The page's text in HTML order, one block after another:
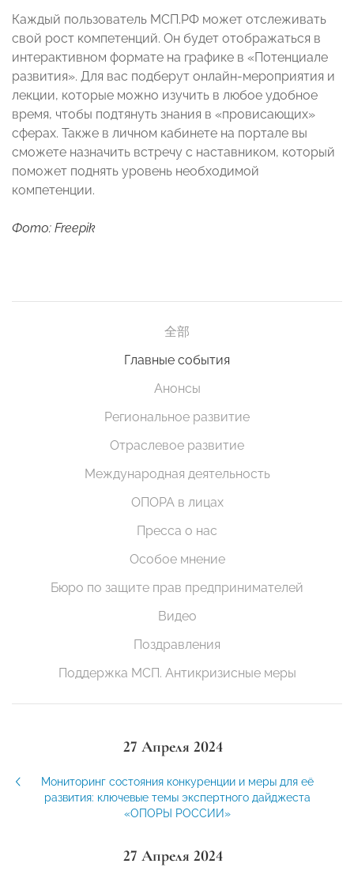
Каждый пользователь МСП.РФ может отслеживать
свой рост компетенций. Он будет отображаться в
интерактивном формате на графике в «Потенциале
развития». Для вас подберут онлайн-мероприятия и
лекции, которые можно изучить в любое удобное
время, чтобы подтянуть знания в «провисающих»
сферах. Также в личном кабинете на портале вы
сможете назначить встречу с наставником, который
поможет поднять уровень необходимой
компетенции.
Фото: Freepik
全部
Главные события
Анонсы
Региональное развитие
Отраслевое развитие
Международная деятельность
ОПОРА в лицах
Пресса о нас
Особое мнение
Бюро по защите прав предпринимателей
Видео
Поздравления
Поддержка МСП. Антикризисные меры
27 Апреля 2024
Мониторинг состояния конкуренции и меры для её
развития: ключевые темы экспертного дайджеста
«ОПОРЫ РОССИИ»
27 Апреля 2024